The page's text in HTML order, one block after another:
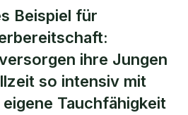
Beispiel für
ihre Jungen
so intensiv mit
Tauchfähigkeit